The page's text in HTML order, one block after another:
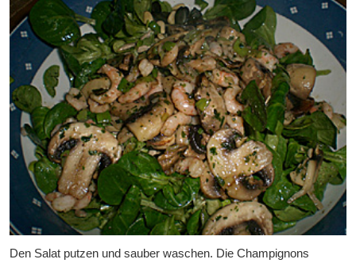
Den Salat putzen und sauber waschen. Die Champignons